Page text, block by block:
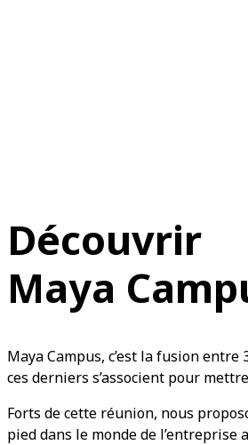
Découvrir
Maya
Maya Campus, c’est la fusion
ces derniers s’associent pour
Forts de cette réunion, nous
pied dans le monde de l’entreprise